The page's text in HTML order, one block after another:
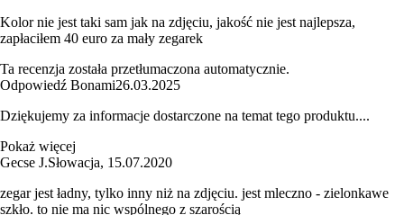
Kolor nie jest taki sam jak na zdjęciu, jakość nie jest najlepsza,
zapłaciłem 40 euro za mały zegarek
Ta recenzja została przetłumaczona automatycznie.
Odpowiedź Bonami26.03.2025
Dziękujemy za informacje dostarczone na temat tego produktu....
Pokaż więcej
Gecse J.Słowacja, 15.07.2020
zegar jest ładny, tylko inny niż na zdjęciu. jest mleczno - zielonkawe
szkło. to nie ma nic wspólnego z szarością